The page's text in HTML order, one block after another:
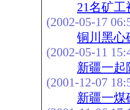
21名矿
(2002-05-17
铜川黑心
(2002-05-11
新疆一起
(2001-12-07
新疆一煤